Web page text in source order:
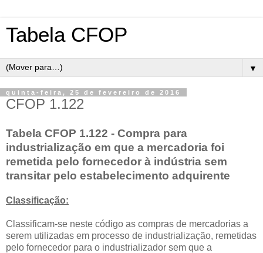
Tabela CFOP
▼
quinta-feira, 25 de fevereiro de 2016
CFOP 1.122
Tabela CFOP 1.122 - Compra para
industrialização em que a mercadoria foi
remetida pelo fornecedor à indústria sem
transitar pelo estabelecimento adquirente
Classificação:
Classificam-se neste código as compras de mercadorias a
serem utilizadas em processo de industrialização, remetidas
pelo fornecedor para o industrializador sem que a